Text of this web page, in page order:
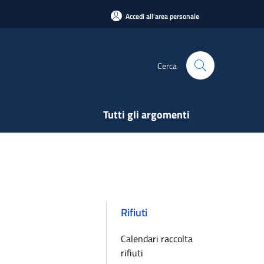
Accedi all'area personale
Cerca
Tutti gli argomenti
Rifiuti
Calendari raccolta
rifiuti